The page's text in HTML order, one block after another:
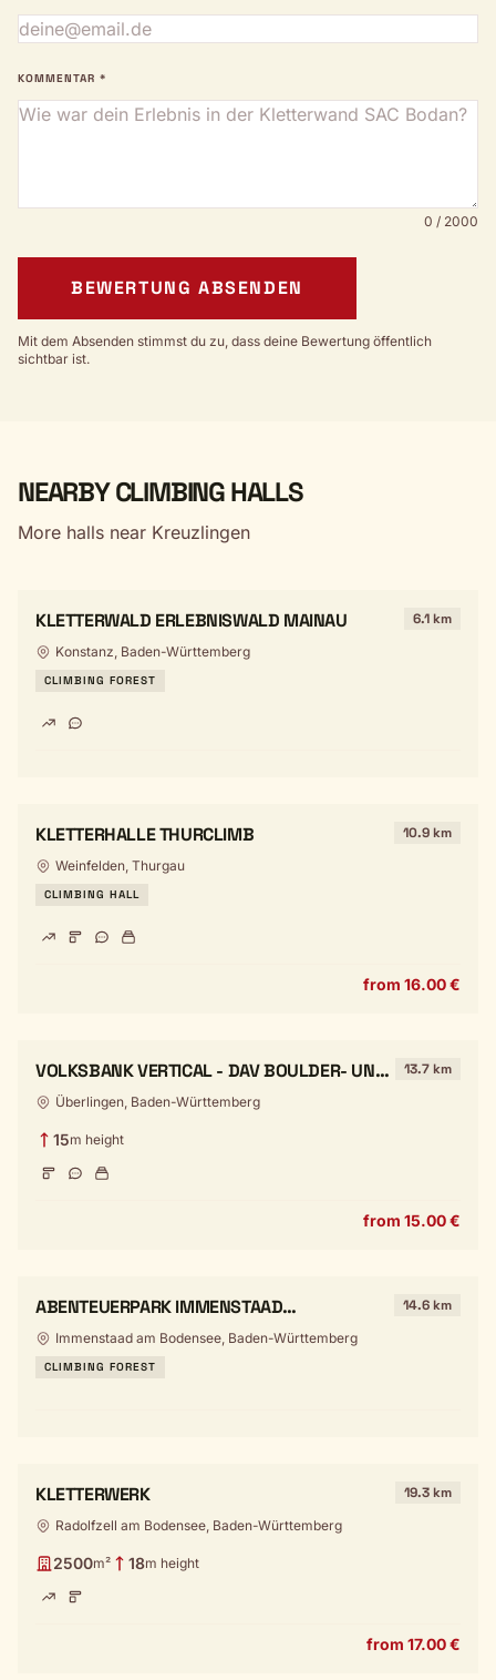
KOMMENTAR *
0 / 2000
BEWERTUNG ABSENDEN
Mit dem Absenden stimmst du zu, dass deine Bewertung öffentlich
sichtbar ist.
NEARBY CLIMBING HALLS
More halls near Kreuzlingen
KLETTERWALD ERLEBNISWALD MAINAU 6.1 km
Konstanz, Baden-Württemberg
CLIMBING FOREST
KLETTERHALLE THURCLIMB 10.9 km
Weinfelden, Thurgau
CLIMBING HALL
from 16.00 €
VOLKSBANK VERTICAL - DAV BOULDER- UND
KLETTERZENTRUM ÜBERLINGEN
13.7 km
Überlingen, Baden-Württemberg
15m height
from 15.00 €
ABENTEUERPARK IMMENSTAAD
(HOCHSEILGARTEN)
14.6 km
Immenstaad am Bodensee, Baden-Württemberg
CLIMBING FOREST
KLETTERWERK 19.3 km
Radolfzell am Bodensee, Baden-Württemberg
2500m² 18m height
from 17.00 €